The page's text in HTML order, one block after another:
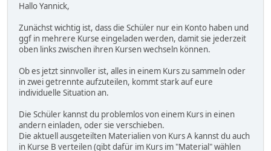
Hallo Yannick,
Zunächst wichtig ist, dass die Schüler nur ein Konto haben und
ggf in mehrere Kurse eingeladen werden, damit sie jederzeit
oben links zwischen ihren Kursen wechseln können.
Ob es jetzt sinnvoller ist, alles in einem Kurs zu sammeln oder
in zwei getrennte aufzuteilen, kommt stark auf eure
individuelle Situation an.
Die Schüler kannst du problemlos von einem Kurs in einen
andern einladen, oder sie verschieben.
Die aktuell ausgeteilten Materialien von Kurs A kannst du auch
in Kurse B verteilen (gibt dafür im Kurs im "Material" wählen